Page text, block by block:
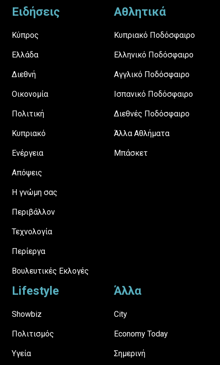
Ειδήσεις
Κύπρος
Ελλάδα
Διεθνή
Οικονομία
Πολιτική
Κυπριακό
Ενέργεια
Απόψεις
H γνώμη σας
Περιβάλλον
Τεχνολογία
Περίεργα
Βουλευτικές Εκλογές
Αθλητικά
Κυπριακό Ποδόσφαιρο
Ελληνικό Ποδόσφαιρο
Αγγλικό Ποδόσφαιρο
Ισπανικό Ποδόσφαιρο
Διεθνές Ποδόσφαιρο
Άλλα Αθλήματα
Μπάσκετ
Lifestyle
Showbiz
Πολιτισμός
Υγεία
Άλλα
City
Economy Today
Σημερινή